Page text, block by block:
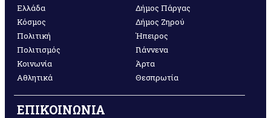
Ελλάδα
Κόσμος
Πολιτική
Πολιτισμός
Κοινωνία
Αθλητικά
Δήμος Πάργας
Δήμος Ζηρού
Ήπειρος
Γιάννενα
Άρτα
Θεσπρωτία
ΕΠΙΚΟΙΝΩΝΙΑ